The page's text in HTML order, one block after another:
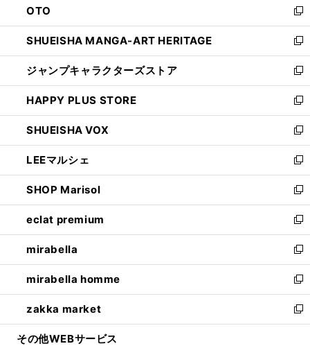
で
開
く
ド
ウ
で
開
く
OTO
新
し
い
ウ
ィ
ン
ド
ウ
で
開
く
SHUEISHA MANGA-ART HERITAGE
新
し
い
ウ
ィ
ン
ド
ウ
で
開
く
ジャンプキャラクターズストア
新
し
い
ウ
ィ
ン
ド
ウ
で
開
く
HAPPY PLUS STORE
新
し
い
ウ
ィ
ン
ド
ウ
で
開
く
SHUEISHA VOX
新
し
い
ウ
ィ
ン
ド
ウ
で
開
く
LEEマルシェ
新
し
い
ウ
ィ
ン
ド
ウ
で
開
く
SHOP Marisol
新
し
い
ウ
ィ
ン
ド
ウ
で
開
eclat premium
新
し
い
ウ
ィ
ン
ド
ウ
mirabella
新
し
い
ウ
ィ
ン
mirabella homme
新
し
い
ウ
zakka market
新
し
その他WEBサービス